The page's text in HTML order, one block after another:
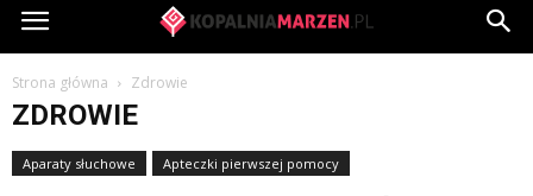
KopalniaMarzen.pl
Strona główna Zdrowie
ZDROWIE
Aparaty słuchowe Apteczki pierwszej pomocy